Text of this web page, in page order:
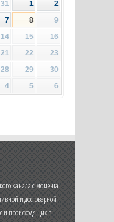
31 1
2
7 8
9
14 15
16
21 22
23
28 29
30
4 5 6
канала с момента
и достоверной
и происходящих в